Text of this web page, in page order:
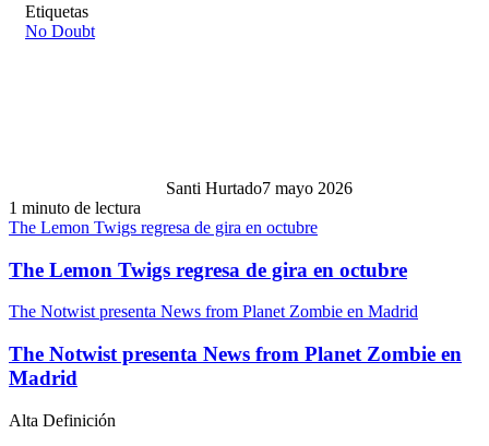
Etiquetas
No Doubt
Santi Hurtado7 mayo 2026
1 minuto de lectura
The Lemon Twigs regresa de gira en octubre
The Lemon Twigs regresa de gira en octubre
The Notwist presenta News from Planet Zombie en Madrid
The Notwist presenta News from Planet Zombie en
Madrid
Alta Definición